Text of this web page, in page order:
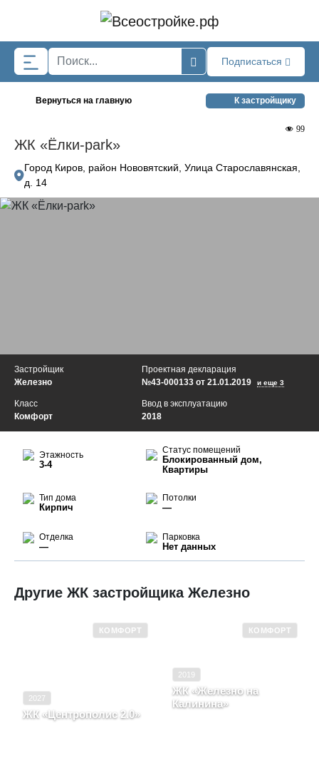
Подписаться
Вернуться на главную К застройщику
ЖК «Ёлки-park»
99
Город Киров, район Нововятский, Улица Старославянская,
д. 14
Застройщик
Железно
Проектная декларация
№43-000133 от 21.01.2019
и еще 3
Ввод в эксплуатацию
2018
Класс
Комфорт
Этажность
3-4
Статус помещений
Блокированный дом,
Квартиры
Тип дома
Кирпич
Потолки
—
Отделка
—
Парковка
Нет данных
Другие ЖК застройщика Железно
КОМФОРТ
2027
ЖК «Центрополис 2.0»
КОМФОРТ
2019
ЖК «Железно на
Калинина»